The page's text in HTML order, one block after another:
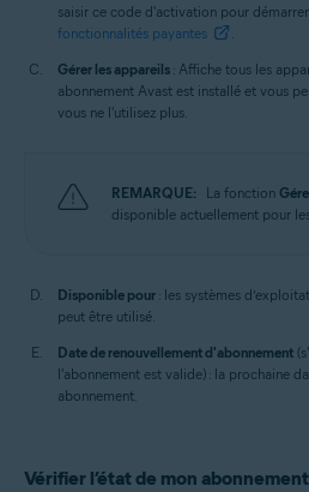
saisir ce code d'activation pour
fonctionnalités payantes
.
Gérer les appareils : Affiche tous les
abonnement Avast est installé et vous
vous ne l'utilisez plus.
REMARQUE: La fonction
disponible actuellement pour
Disponible pour : les systèmes
peut être utilisé.
Date de renouvellement d'abonnement
l'abonnement est valide) : la prochaine
abonnement.
Vérifier l’état de mon abonnement